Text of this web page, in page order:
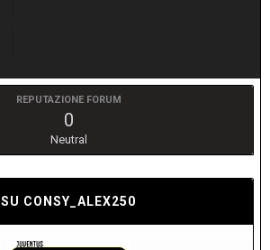
REPUTAZIONE FORUM
0
Neutral
SU CONSY_ALEX250